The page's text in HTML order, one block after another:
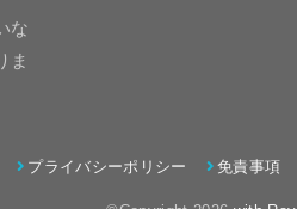
な
ま
プライバシーポリシー 免責事項